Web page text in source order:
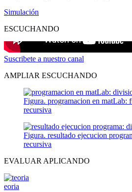
Simulación
ESCUCHANDO
Suscribete a nuestro canal
AMPLIAR ESCUCHANDO
Figura. programacion en matLab:
recursiva
Figura. resultado ejecucion
recursiva
EVALUAR APLICANDO
eoria